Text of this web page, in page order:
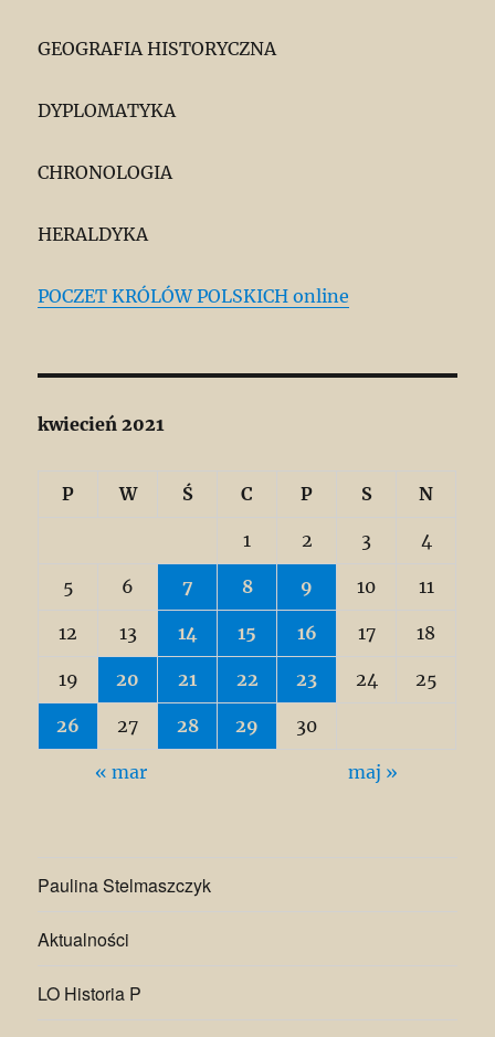
GEOGRAFIA HISTORYCZNA
DYPLOMATYKA
CHRONOLOGIA
HERALDYKA
POCZET KRÓLÓW POLSKICH online
kwiecień 2021
P W Ś C P S N
1 2 3 4
5 6 7 8 9 10 11
12 13 14 15 16 17 18
19 20 21 22 23 24 25
26 27 28 29 30
« mar maj »
Paulina Stelmaszczyk
Aktualności
LO Historia P